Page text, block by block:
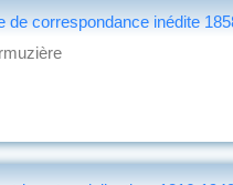
correspondance inédite